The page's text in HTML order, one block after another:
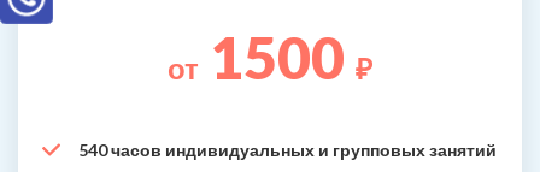
от 1500 ₽
540 часов индивидуальных и групповых занятий